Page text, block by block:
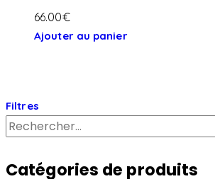
66.00€
Ajouter au panier
Filtres
Catégories de produits